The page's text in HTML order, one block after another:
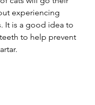
experiencing
It is a good idea to
to help prevent